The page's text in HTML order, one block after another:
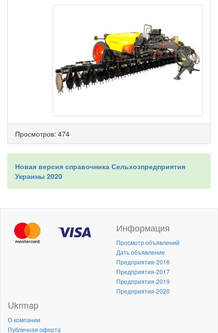
Просмотров: 474
Новая версия справочника Сельхозпредприятия
Украины 2020
Информация
Просмотр объявлений
Дать объявление
Предприятия-2016
Предприятия-2017
Предприятия-2019
Предприятия-2020
Ukrmap
О компании
Публичная оферта